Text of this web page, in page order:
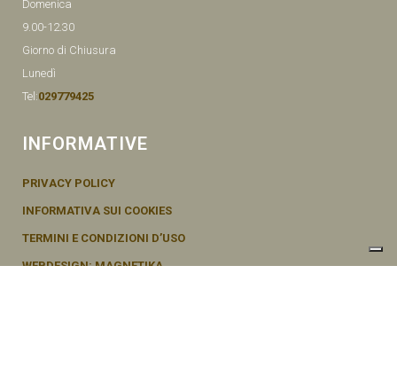
Domenica
9.00-12.30
Giorno di Chiusura
Lunedì
Tel:029779425
INFORMATIVE
PRIVACY POLICY
INFORMATIVA SUI COOKIES
TERMINI E CONDIZIONI D’USO
WEBDESIGN: MAGNETIKA